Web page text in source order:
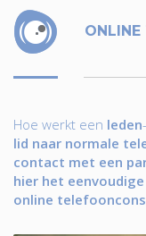
ONLINE
Hoe werkt een leden
lid naar normale
contact met een
hier het
online